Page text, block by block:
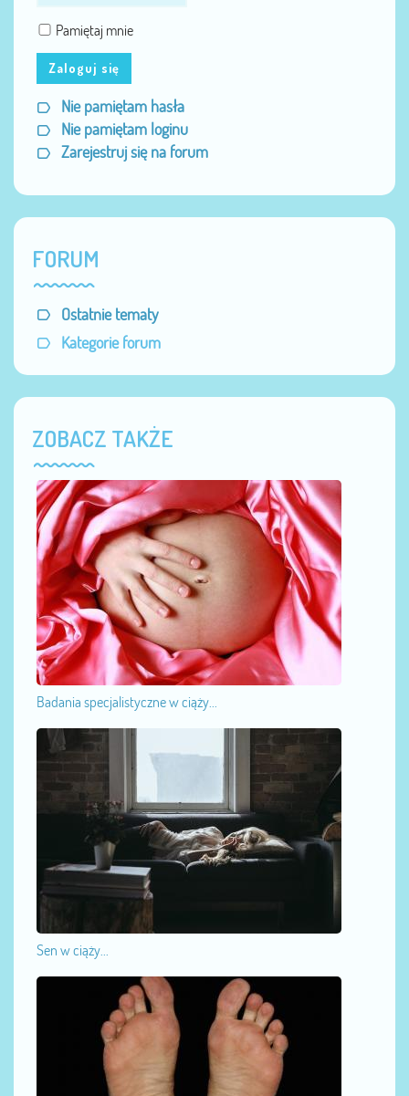
Pamiętaj mnie
Zaloguj się
Nie pamiętam hasła
Nie pamiętam loginu
Zarejestruj się na forum
FORUM
Ostatnie tematy
Kategorie forum
ZOBACZ TAKŻE
Badania specjalistyczne w ciąży...
Sen w ciąży...